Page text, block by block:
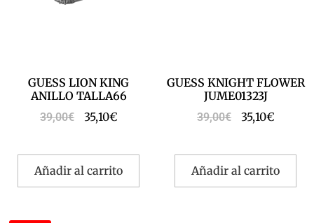
GUESS LION KING
ANILLO TALLA66
39,00€ 35,10€
Añadir al carrito
GUESS KNIGHT FLOWER
JUME01323J
39,00€ 35,10€
Añadir al carrito